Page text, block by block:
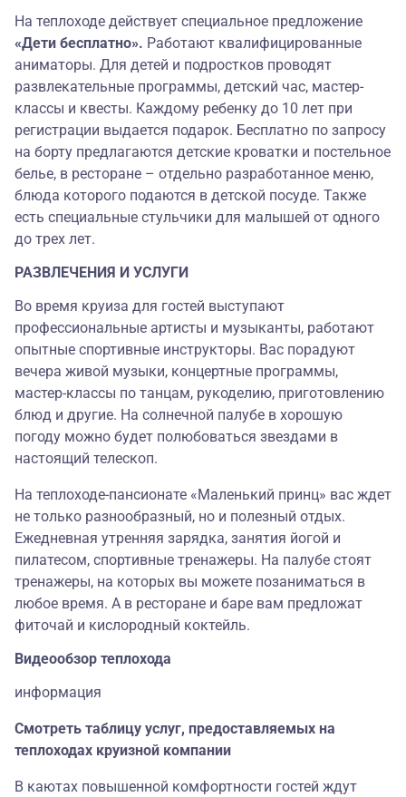
На теплоходе действует специальное предложение
«Дети бесплатно». Работают квалифицированные
аниматоры. Для детей и подростков проводят
развлекательные программы, детский час, мастер-
классы и квесты. Каждому ребенку до 10 лет при
регистрации выдается подарок. Бесплатно по запросу
на борту предлагаются детские кроватки и постельное
белье, в ресторане – отдельно разработанное меню,
блюда которого подаются в детской посуде. Также
есть специальные стульчики для малышей от одного
до трех лет.
РАЗВЛЕЧЕНИЯ И УСЛУГИ
Во время круиза для гостей выступают
профессиональные артисты и музыканты, работают
опытные спортивные инструкторы. Вас порадуют
вечера живой музыки, концертные программы,
мастер-классы по танцам, рукоделию, приготовлению
блюд и другие. На солнечной палубе в хорошую
погоду можно будет полюбоваться звездами в
настоящий телескоп.
На теплоходе-пансионате «Маленький принц» вас ждет
не только разнообразный, но и полезный отдых.
Ежедневная утренняя зарядка, занятия йогой и
пилатесом, спортивные тренажеры. На палубе стоят
тренажеры, на которых вы можете позаниматься в
любое время. А в ресторане и баре вам предложат
фиточай и кислородный коктейль.
Видеообзор теплохода
информация
Смотреть таблицу услуг, предоставляемых на
теплоходах круизной компании
В каютах повышенной комфортности гостей ждут